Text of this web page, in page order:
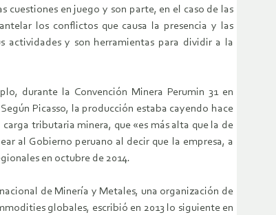
cuestiones en juego y son parte, en el caso de las
los conflictos que causa la presencia y las
actividades y son herramientas para dividir a la
durante la Convención Minera Perumin 31 en
Picasso, la producción estaba cayendo hace
tributaria minera, que «es más alta que la de
al Gobierno peruano al decir que la empresa, a
en octubre de 2014.
de Minería y Metales, una organización de
globales, escribió en 2013 lo siguiente en